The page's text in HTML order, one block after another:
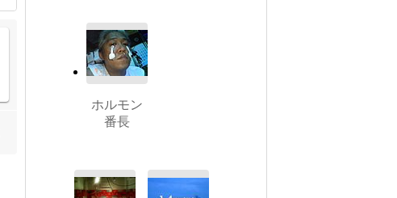
ホルモン
番長